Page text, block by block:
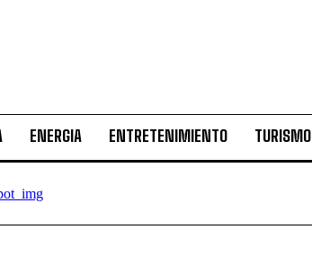
ENERGIA ENTRETENIMIENTO TURISMO